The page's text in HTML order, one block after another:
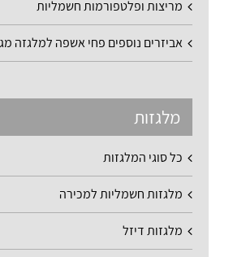
מריצות ופלטפורמות חשמליות
אביזרים נוספים פחי אשפה למלגזה
מלגזות
כל סוגי המלגזות
מלגזות חשמליות למכירה
מלגזות דיזל